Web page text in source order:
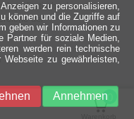
qualitativ hochwertige
der
0
Ein halbes
Jahrhundert
technologische
zu personalisieren,
können und die Zugriffe auf
geben wir Informationen zu
Partner für soziale Medien,
werden rein technische
zu gewährleisten,
Annehmen